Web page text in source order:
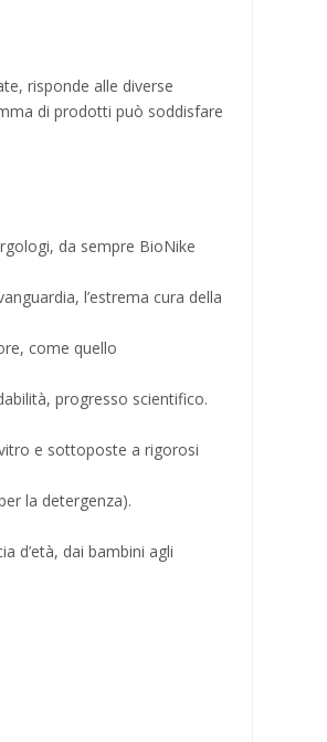
risponde alle diverse
di prodotti può soddisfare
da sempre BioNike
l’estrema cura della
come quello
progresso scientifico.
e sottoposte a rigorosi
la detergenza).
d’età, dai bambini agli